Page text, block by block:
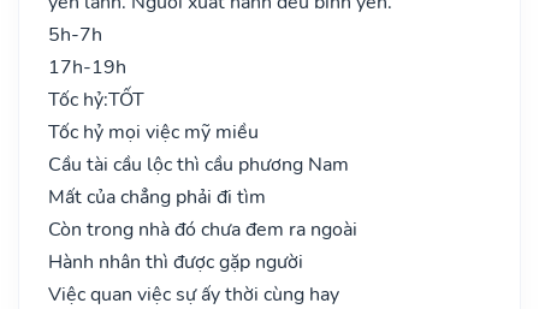
5h-7h
17h-19h
Tốc hỷ:TỐT
Tốc hỷ mọi việc mỹ miều
Cầu tài cầu lộc thì cầu phương Nam
Mất của chẳng phải đi tìm
Còn trong nhà đó chưa đem ra ngoài
Hành nhân thì được gặp người
Việc quan việc sự ấy thời cùng hay